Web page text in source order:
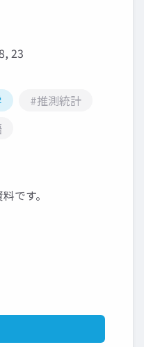
23
#推測統計
です。